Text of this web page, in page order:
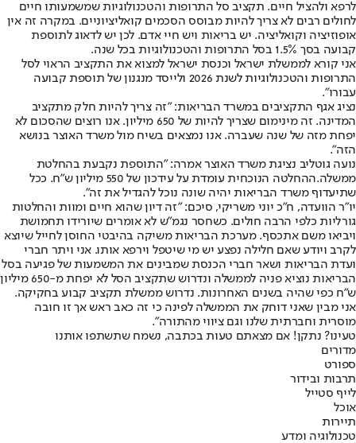
לרפא ולהציל חיים. תקציב סל התרופות והטכנולוגיות שמשמעותו חיים
לחולים רבים לא צריך להיות מבוסס הסכמים קואליציוניים. במקרה זה אין
אופוזיציה וקואליציה. יש בריאות ויש חיי אדם. לכן יש לדאוג לתוספת
קבועה בסך 1.5% בסל התרופות והטכנולוגיות בכל שנה.
אני קורא לממשלת ישראל וכנסת ישראל למצוא את התקציב הראוי לסל
התרופות והטכנולוגיות לשנת 2026 ולייסד מנגנון של תוספת קבועה
עבורו".
נציג אגף התקציבים במשרד הבריאות: "זה צריך להיות חלק מתקציב
המדינה. זה מינימום שצריך להיות של 650 מיליון. אנו רוצים שהסכום לא
יפחת מזה של שנה שעברה. אנו נמצאים בשיח מול משרד האוצר בנושא
הזה".
נועה גוטליב נציגת משרד האוצר אמרה: "התוספת נקבעת בהחלטת
ממשלה.ההחלטה הנוכחית עומדת על עידכון של 550 מיליון ש"ח. ככל
שתיעדוף משרד הבריאות יהיה שונה נוכל להגדיל את זה".
יו"ר הוועדה, ח"כ יוני משריקי, סיכם: "זה דיון שהוא חיים ומוות והחלטות
גורליות כלפי הרבה חולים. כשחסר נגמ"ש לא אומרים שיורידו תחמושת
ויביאו משם אתכסף. מערכת הבריאות משיקה בהיבטי החוסן לחייל שיוצא
לקרב ויודע שאם חלילה נפצע יש מי שיטפל וירפא אותו. אני ויתר חברי
ועדת הבריאות ושאר חברי הכנסת שמבינים את המשמעות של פגיעה בסל
הבריאות נוציא פניה לממשלה ונדרוש שתקציב הסל לא יפחת מ-650 מיליון
ש"ח כפי שהיה בשנים האחרונות. נדרוש ממשלת תקציב קבוע בחקיקה.
אני מבין שאני דוחק את הממשלה לפינה כי זה כאב ראש אך זו חובה
מוסרית וחברתית שלנו וגם ציווי מהתורה".
טעינו? נתקן! אם מצאתם טעות בכתבה, נשמח שתשתפו אותנו
מדורים
ספורט
תרבות ובידור
לייף סטייל
אוכל
תיירות
טכנולוגיה ומדע